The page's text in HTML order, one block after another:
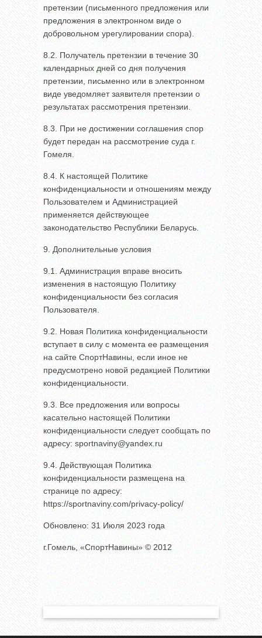
претензии (письменного предложения или
предложения в электронном виде о
добровольном урегулировании спора).
8.2. Получатель претензии в течение 30
календарных дней со дня получения
претензии, письменно или в электронном
виде уведомляет заявителя претензии о
результатах рассмотрения претензии.
8.3. При не достижении соглашения спор
будет передан на рассмотрение суда г.
Гомеля.
8.4. К настоящей Политике
конфиденциальности и отношениям между
Пользователем и Администрацией
применяется действующее
законодательство Республики Беларусь.
9. Дополнительные условия
9.1. Администрация вправе вносить
изменения в настоящую Политику
конфиденциальности без согласия
Пользователя.
9.2. Новая Политика конфиденциальности
вступает в силу с момента ее размещения
на сайте СпортНавины, если иное не
предусмотрено новой редакцией Политики
конфиденциальности.
9.3. Все предложения или вопросы
касательно настоящей Политики
конфиденциальности следует сообщать по
адресу: sportnaviny@yandex.ru
9.4. Действующая Политика
конфиденциальности размещена на
странице по адресу:
https://sportnaviny.com/privacy-policy/
Обновлено: 31 Июля 2023 года
г.Гомель, «СпортНавины» © 2012